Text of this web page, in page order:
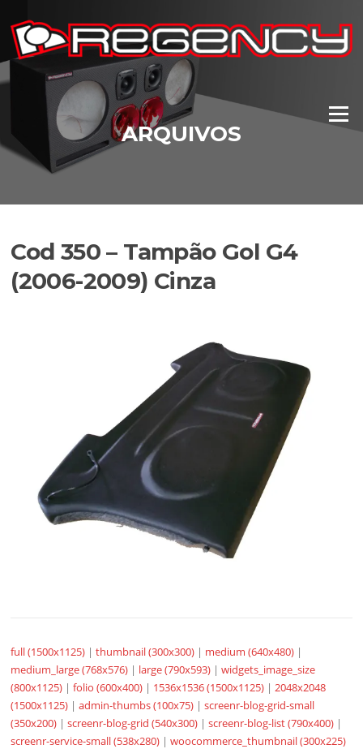
para
conteúdo
Menu
ARQUIVOS
Cod 350 – Tampão Gol G4
(2006-2009) Cinza
full (1500x1125) |thumbnail (300x300) | medium (640x480) |
medium_large (768x576) | large (790x593) |widgets_image_size
(800x1125) |folio (600x400) | 1536x1536 (1500x1125) |2048x2048
(1500x1125) |admin-thumbs (100x75) |screenr-blog-grid-small
(350x200) |screenr-blog-grid (540x300) |screenr-blog-list (790x400) |
screenr-service-small (538x280) |woocommerce_thumbnail (300x225)